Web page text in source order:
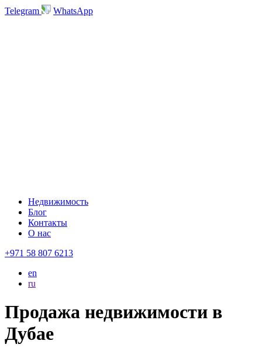
Telegram WhatsApp
Недвижимость
Блог
Контакты
О нас
+971 58 807 6213
en
ru
Продажа недвижимости в
Дубае